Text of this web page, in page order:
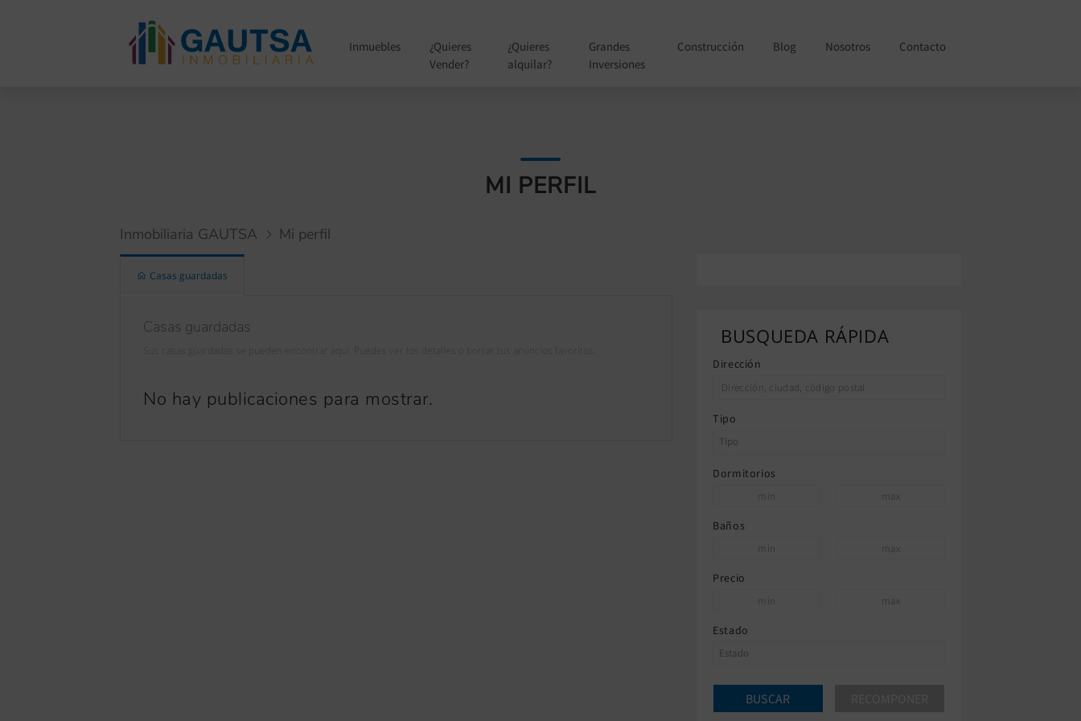
Inmuebles
¿Quieres
Vender?
¿Quieres
alquilar?
Grandes
Inversiones
Construcción Blog Nosotros Contacto
MI PERFIL
Inmobiliaria GAUTSA Mi perfil
Casas guardadas
Casas guardadas
No hay publicaciones para mostrar.
BUSQUEDA RÁPIDA
Dirección
Tipo
Dormitorios
Baños
Precio
Estado